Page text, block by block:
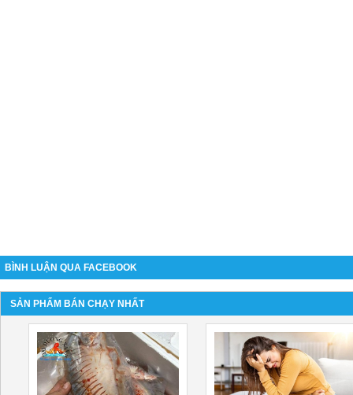
BÌNH LUẬN QUA FACEBOOK
SẢN PHẨM BÁN CHẠY NHẤT